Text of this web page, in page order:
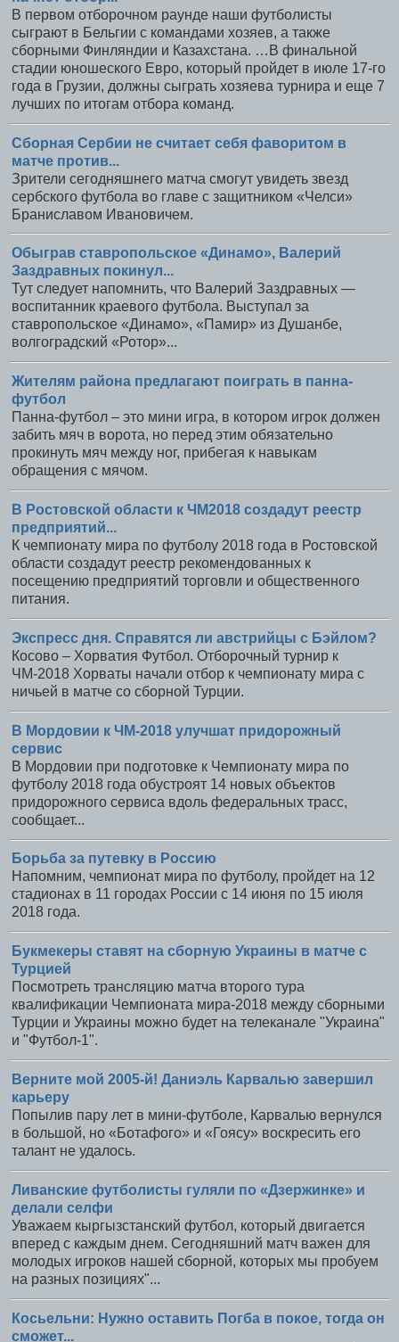
В первом отборочном раунде наши футболисты
сыграют в Бельгии с командами хозяев, а также
сборными Финляндии и Казахстана. …В финальной
стадии юношеского Евро, который пройдет в июле 17-го
года в Грузии, должны сыграть хозяева турнира и еще 7
лучших по итогам отбора команд.
Сборная Сербии не считает себя фаворитом в
матче против...
Зрители сегодняшнего матча смогут увидеть звезд
сербского футбола во главе с защитником «Челси»
Браниславом Ивановичем.
Обыграв ставропольское «Динамо», Валерий
Заздравных покинул...
Тут следует напомнить, что Валерий Заздравных —
воспитанник краевого футбола. Выступал за
ставропольское «Динамо», «Памир» из Душанбе,
волгоградский «Ротор»...
Жителям района предлагают поиграть в панна-
футбол
Панна-футбол – это мини игра, в котором игрок должен
забить мяч в ворота, но перед этим обязательно
прокинуть мяч между ног, прибегая к навыкам
обращения с мячом.
В Ростовской области к ЧМ2018 создадут реестр
предприятий...
К чемпионату мира по футболу 2018 года в Ростовской
области создадут реестр рекомендованных к
посещению предприятий торговли и общественного
питания.
Экспресс дня. Справятся ли австрийцы с Бэйлом?
Косово – Хорватия Футбол. Отборочный турнир к
ЧМ-2018 Хорваты начали отбор к чемпионату мира с
ничьей в матче со сборной Турции.
В Мордовии к ЧМ-2018 улучшат придорожный
сервис
В Мордовии при подготовке к Чемпионату мира по
футболу 2018 года обустроят 14 новых объектов
придорожного сервиса вдоль федеральных трасс,
сообщает...
Борьба за путевку в Россию
Напомним, чемпионат мира по футболу, пройдет на 12
стадионах в 11 городах России с 14 июня по 15 июля
2018 года.
Букмекеры ставят на сборную Украины в матче с
Турцией
Посмотреть трансляцию матча второго тура
квалификации Чемпионата мира-2018 между сборными
Турции и Украины можно будет на телеканале "Украина"
и "Футбол-1".
Верните мой 2005-й! Даниэль Карвалью завершил
карьеру
Попылив пару лет в мини-футболе, Карвалью вернулся
в большой, но «Ботафого» и «Гоясу» воскресить его
талант не удалось.
Ливанские футболисты гуляли по «Дзержинке» и
делали селфи
Уважаем кыргызстанский футбол, который двигается
вперед с каждым днем. Сегодняшний матч важен для
молодых игроков нашей сборной, которых мы пробуем
на разных позициях"...
Косьельни: Нужно оставить Погба в покое, тогда он
сможет...